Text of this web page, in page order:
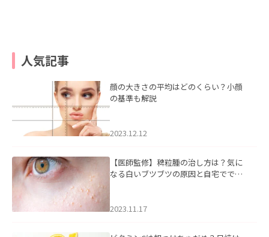
人気記事
顔の大きさの平均はどのくらい？小顔
の基準も解説
2023.12.12
【医師監修】稗粒腫の治し方は？気に
なる白いブツブツの原因と自宅ででき
2023.11.17